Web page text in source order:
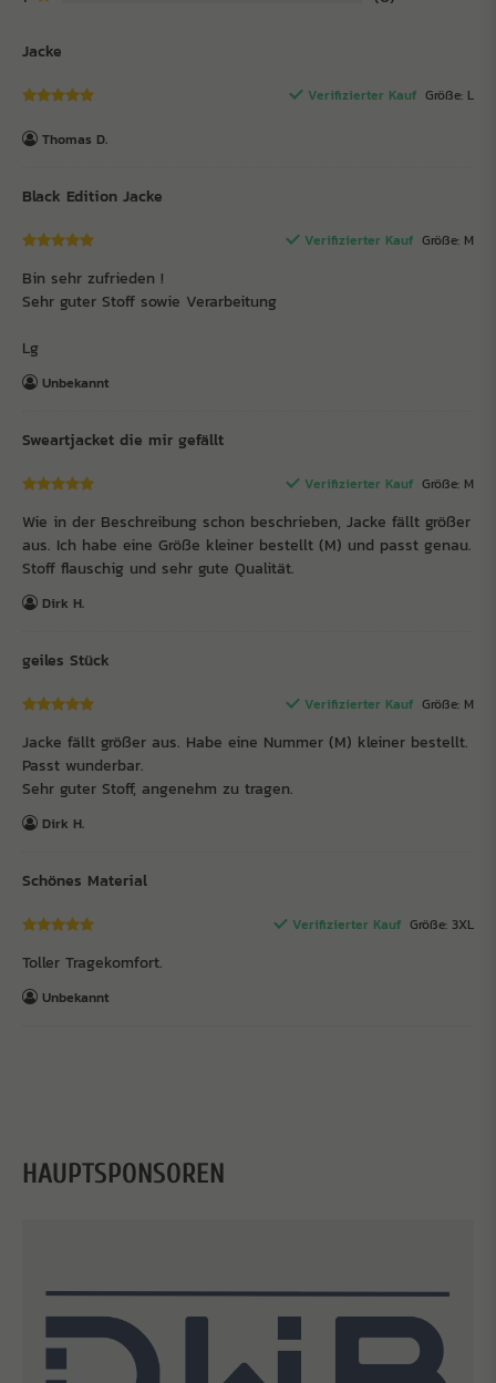
Jacke
Verifizierter Kauf Größe: L
Thomas D.
Black Edition Jacke
Verifizierter Kauf Größe: M
Bin sehr zufrieden !
Sehr guter Stoff sowie Verarbeitung
Lg
Unbekannt
Sweartjacket die mir gefällt
Verifizierter Kauf Größe: M
Wie in der Beschreibung schon beschrieben, Jacke fällt größer
aus. Ich habe eine Größe kleiner bestellt (M) und passt genau.
Stoff flauschig und sehr gute Qualität.
Dirk H.
geiles Stück
Verifizierter Kauf Größe: M
Jacke fällt größer aus. Habe eine Nummer (M) kleiner bestellt.
Passt wunderbar.
Sehr guter Stoff, angenehm zu tragen.
Dirk H.
Schönes Material
Verifizierter Kauf Größe: 3XL
Toller Tragekomfort.
Unbekannt
HAUPTSPONSOREN